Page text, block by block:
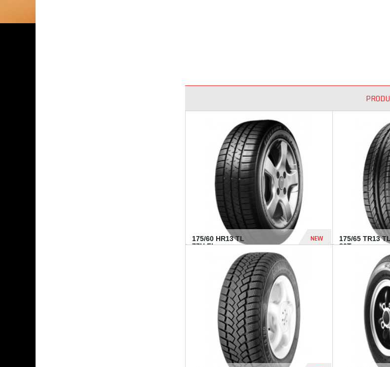
175/60 HR13 TL
77H FI...
NEW
394 Dhs
175/65 TR13
80T...